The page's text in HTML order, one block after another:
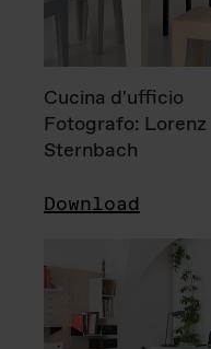
Cucina d'ufficio
Fotografo: Lorenz
Sternbach
Download